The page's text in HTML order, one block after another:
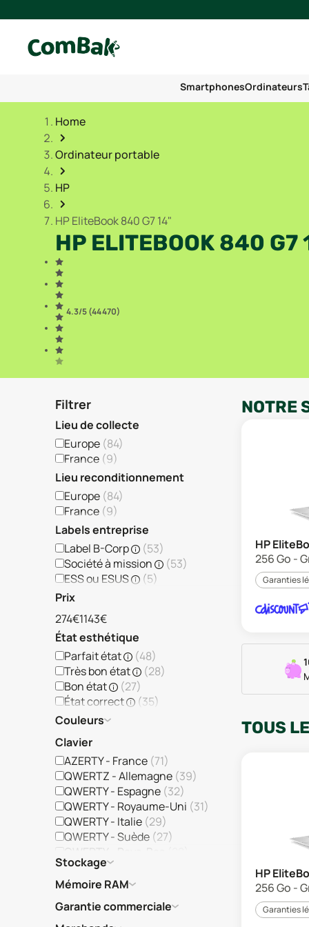
SmartphonesOrdinateurs
Home
Ordinateur portable
HP
HP EliteBook 840 G7 14"
HP ELITEBOOK 840 G7
4.3/5 (44 470)
Filtrer
Lieu de collecte
Europe (84)
France (9)
Lieu reconditionnement
Europe (84)
France (9)
Labels entreprise
Label B-Corp
(53)
Société à mission
(53)
ESS ou ESUS
(5)
Prix
274€1143€
État esthétique
Parfait état
(48)
Très bon état
(28)
Bon état
(27)
État correct
(35)
Couleurs
Clavier
AZERTY - France (71)
QWERTZ - Allemagne (39)
QWERTY - Espagne (32)
QWERTY - Royaume-Uni (31)
QWERTY - Italie (29)
QWERTY - Suède (27)
QWERTY - Pays-Bas
QWERTY - Portugal
QWERTY - Grèce
AZERTY (3)
Stockage
Mémoire RAM
Garantie commerciale
NOTRE
HP
256 Go -
Garanties
TOUS
HP
256 Go -
Garanties